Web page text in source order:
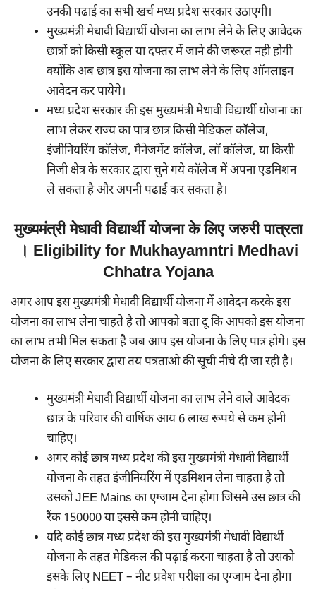
उनकी पढाई का सभी खर्च मध्य प्रदेश सरकार उठाएगी।
मुख्यमंत्री मेधावी विद्यार्थी योजना का लाभ लेने के लिए आवेदक
छात्रों को किसी स्कूल या दफ्तर में जाने की जरूरत नही होगी
क्योंकि अब छात्र इस योजना का लाभ लेने के लिए ऑनलाइन
आवेदन कर पायेगे।
मध्य प्रदेश सरकार की इस मुख्यमंत्री मेधावी विद्यार्थी योजना का
लाभ लेकर राज्य का पात्र छात्र किसी मेडिकल कॉलेज,
इंजीनियरिंग कॉलेज, मैनेजमेंट कॉलेज, लॉ कॉलेज, या किसी
निजी क्षेत्र के सरकार द्वारा चुने गये कॉलेज में अपना एडमिशन
ले सकता है और अपनी पढाई कर सकता है।
मुख्यमंत्री मेधावी विद्यार्थी योजना के लिए जरुरी पात्रता
। Eligibility for Mukhayamntri Medhavi
Chhatra Yojana
अगर आप इस मुख्यमंत्री मेधावी विद्यार्थी योजना में आवेदन करके इस
योजना का लाभ लेना चाहते है तो आपको बता दू कि आपको इस योजना
का लाभ तभी मिल सकता है जब आप इस योजना के लिए पात्र होगे। इस
योजना के लिए सरकार द्वारा तय पत्रताओ की सूची नीचे दी जा रही है।
मुख्यमंत्री मेधावी विद्यार्थी योजना का लाभ लेने वाले आवेदक
छात्र के परिवार की वार्षिक आय 6 लाख रूपये से कम होनी
चाहिए।
अगर कोई छात्र मध्य प्रदेश की इस मुख्यमंत्री मेधावी विद्यार्थी
योजना के तहत इंजीनियरिंग में एडमिशन लेना चाहता है तो
उसको JEE Mains का एग्जाम देना होगा जिसमे उस छात्र की
रैंक 150000 या इससे कम होनी चाहिए।
यदि कोई छात्र मध्य प्रदेश की इस मुख्यमंत्री मेधावी विद्यार्थी
योजना के तहत मेडिकल की पढ़ाई करना चाहता है तो उसको
इसके लिए NEET – नीट प्रवेश परीक्षा का एग्जाम देना होगा